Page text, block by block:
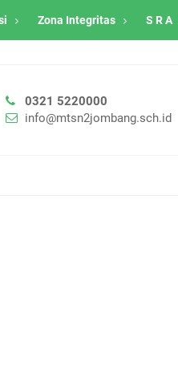
Zona Integritas S R A
0321 5220000
info@mtsn2jombang.sch.id